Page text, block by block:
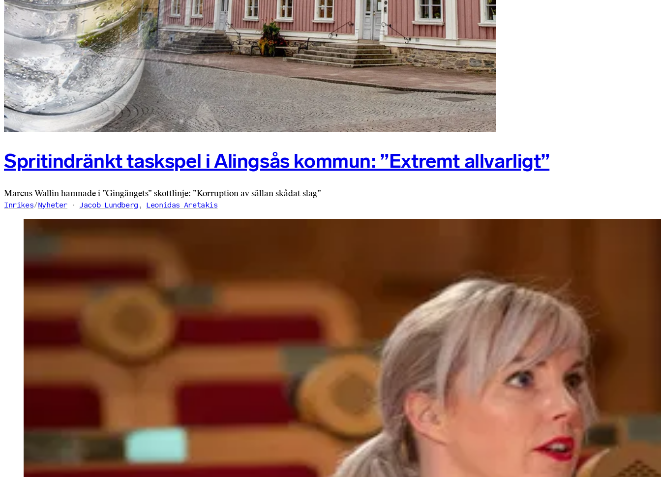
Spritindränkt taskspel i Alingsås kommun: ”Extremt allvarligt”
Marcus Wallin hamnade i ”Gingängets” skottlinje: ”Korruption av sällan skådat slag”
Inrikes/Nyheter Jacob Lundberg , Leonidas Aretakis